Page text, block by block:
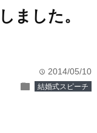
ました。
time 2014/05/10
folder 結婚式スピーチ